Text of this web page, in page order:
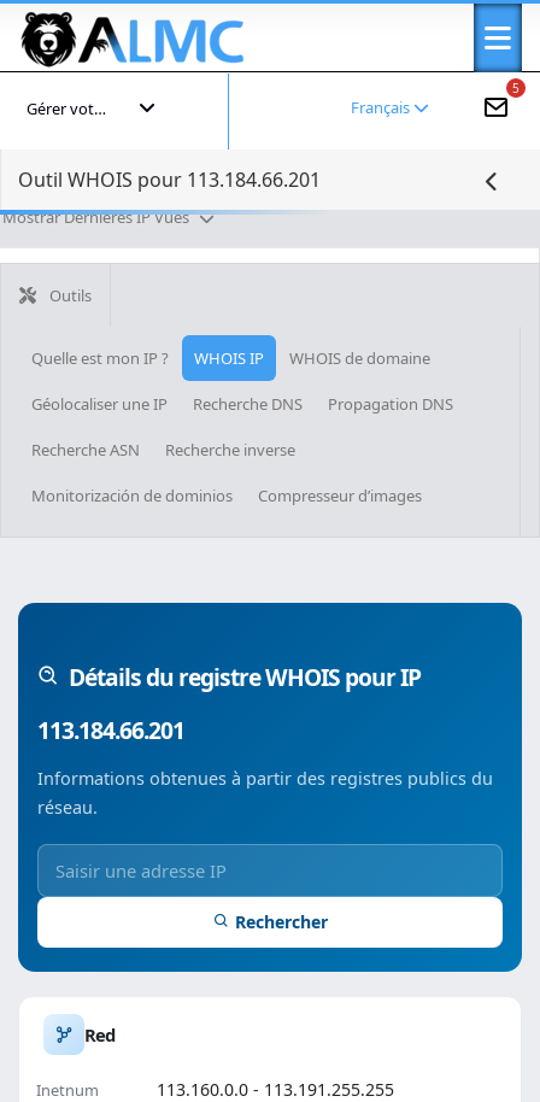
5
Français
Gérer votre compte
Outil WHOIS pour 113.184.66.201
Mostrar Dernières IP Vues
Outils
Quelle est mon IP ? WHOIS IP WHOIS de domaine
Géolocaliser une IP Recherche DNS Propagation DNS
Recherche ASN Recherche inverse
Monitorización de dominios Compresseur d’images
Détails du registre WHOIS pour IP
113.184.66.201
Informations obtenues à partir des registres publics du
réseau.
Rechercher
Red
Inetnum 113.160.0.0 - 113.191.255.255